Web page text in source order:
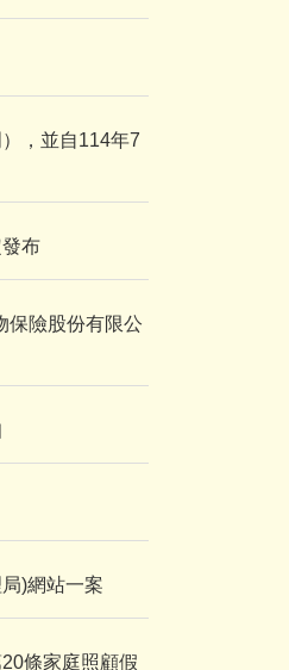
，並自114年7
布
保險股份有限公
)網站一案
條家庭照顧假